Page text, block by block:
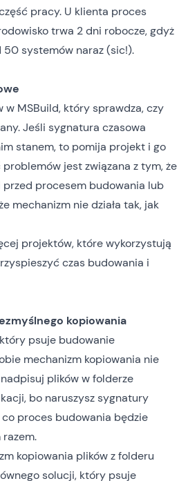
pracy. U klienta proces
trwa 2 dni robocze, gdyż
systemów naraz (sic!).
w MSBuild, który sprawdza, czy
Jeśli sygnatura czasowa
stanem, to pomija projekt i go
jest związana z tym, że
procesem budowania lub
mechanizm nie działa tak, jak
projektów, które wykorzystują
czas budowania i
kopiowania
psuje budowanie
mechanizm kopiowania nie
plików w folderze
bo naruszysz sygnatury
proces budowania będzie
kopiowania plików z folderu
solucji, który psuje